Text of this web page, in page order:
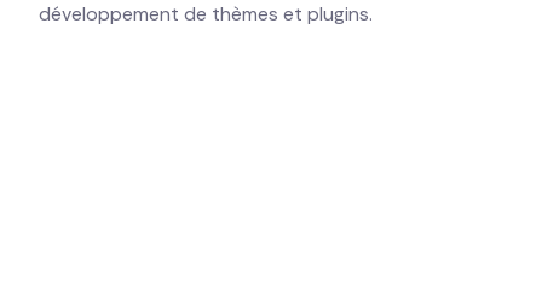
développement de thèmes et plugins.